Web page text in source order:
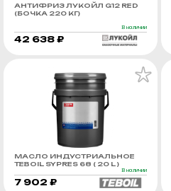
АНТИФРИЗ ЛУКОЙЛ G12 RED
(БОЧКА 220 КГ)
В наличии
42 638 ₽
МАСЛО ИНДУСТРИАЛЬНОЕ
TEBOIL SYPRES 68 ( 20 L )
В наличии
7 902 ₽